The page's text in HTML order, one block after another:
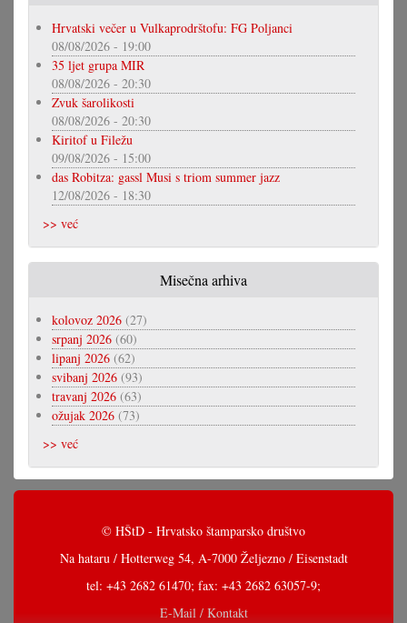
Hrvatski večer u Vulkaprodrštofu: FG Poljanci
08/08/2026 - 19:00
35 ljet grupa MIR
08/08/2026 - 20:30
Zvuk šarolikosti
08/08/2026 - 20:30
Kiritof u Filežu
09/08/2026 - 15:00
das Robitza: gassl Musi s triom summer jazz
12/08/2026 - 18:30
>> već
Misečna arhiva
kolovoz 2026 (27)
srpanj 2026 (60)
lipanj 2026 (62)
svibanj 2026 (93)
travanj 2026 (63)
ožujak 2026 (73)
>> već
© HŠtD - Hrvatsko štamparsko društvo
Na hataru / Hotterweg 54, A-7000 Željezno / Eisenstadt
tel: +43 2682 61470; fax: +43 2682 63057-9;
E-Mail / Kontakt